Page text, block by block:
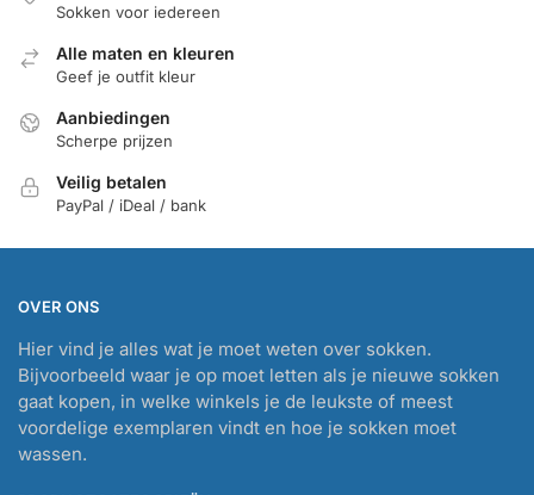
Sokken voor iedereen
Alle maten en kleuren
Geef je outfit kleur
Aanbiedingen
Scherpe prijzen
Veilig betalen
PayPal / iDeal / bank
OVER ONS
Hier vind je alles wat je moet weten over sokken.
Bijvoorbeeld waar je op moet letten als je nieuwe sokken
gaat kopen, in welke winkels je de leukste of meest
voordelige exemplaren vindt en hoe je sokken moet
wassen.